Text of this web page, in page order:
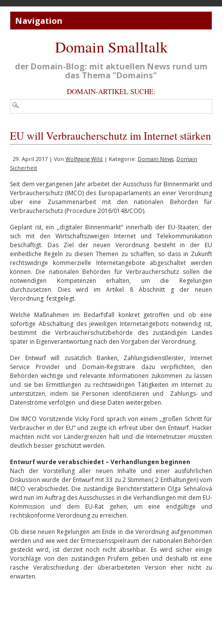
Domain Smalltalk
der Domain-Blog: mit aktuellen News rund um
das Thema "Domains"
DOMAIN-ARTIKEL SUCHE:
EU will Verbraucherschutz im Internet stärken
29. April 2017 | Von Wolfgang Wild | Kategorie: Domain News, Domain
Sicherheit
Seit dem vergangenen Jahr arbeitet der Ausschuss für Binnenmarkt und
Verbraucherschutz (IMCO) des Europaparlaments an einer Verordnung
über eine Zusammenarbeit mit den nationalen Behörden für
Verbraucherschutz (Procedure 2016/0148/COD).
Geplant ist, ein „digitaler Binnenmarkt“ innerhalb der EU-Staaten, der
sich mit den Wirtschaftszweigen Internet und Telekommunikation
beschäftigt. Das Ziel der neuen Verordnung besteht in der EU
einheitliche Regeln zu diesen Themen zu schaffen, so dass in Zukunft
rechtswidrige kommerzielle Internetangebote abgeschaltet werden
können. Die nationalen Behörden für Verbraucherschutz sollen die
notwendigen Kompetenzen erhalten, um die Regelungen
durchzusetzen. Dies wird im Artikel 8 Abschnitt g der neuen
Verordnung festgelegt.
Welche Maßnahmen im Bedarfsfall konkret getroffen und ob eine
sofortige Abschaltung des jeweiligen Internetangebots notwendig ist,
bestimmt die Verbraucherschutzbehörde des zuständigen Landes
später in Eigenverantwortung nach den Vorgaben der Verordnung.
Der Entwurf will zusätzlich Banken, Zahlungsdienstleister, Internet
Service Provider und Domain-Registrare dazu verpflichten, den
Behörden wichtige und relevante Informationen zukommen zu lassen
und sie bei Ermittlungen zu rechtswidrigen Tätigkeiten im Internet zu
unterstützen, indem sie Personen identifizieren und Zahlungs- und
Datenströme verfolgen und diese Daten weitergeben.
Die IMCO Vorsitzende Vicky Ford sprach von einem „großen Schritt für
Verbraucher in der EU“ und zeigte ich erfreut über den Entwurf. Hacker
machten nicht vor Ländergrenzen halt und die Internetnutzer müssten
deutlich besser geschützt werden.
Entwurf wurde verabschiedet – Verhandlungen beginnen
Nach der Vorstellung aller neuen Inhalte und einer ausführlichen
Diskussion wurde der Entwurf mit 33 zu 2 Stimmen( 2 Enthaltungen) vom
IMCO verabschiedet. Die zuständige Berichterstatterin Olga Sehnalová
wird nun im Auftrag des Ausschusses in die Verhandlungen mit dem EU-
Kommission und dem EU-Rat gehen, um eine endgültige und
rechtskonforme Verordnung zu erreichen.
Ob diese neuen Regelungen am Ende in die Verordnung aufgenommen
werden und wie weit der Ermessensspielraum der nationalen Behörden
gesteckt wird, ist derzeit noch nicht absehbar. Es wird sicher einige
Vorschläge von den zuständigen Prüfern geben und deshalb ist eine
rasche Verabschiedung der überarbeiteten Version eher nicht zu
erwarten.